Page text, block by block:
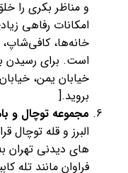
و مناظر بکری را
امکانات رفاهی
خانه‌ها،
است. برای رسیدن
خیابان یمن،
بروید.[
مجموعه توچال و
البرز و قله توچال
های دیدنی تهران